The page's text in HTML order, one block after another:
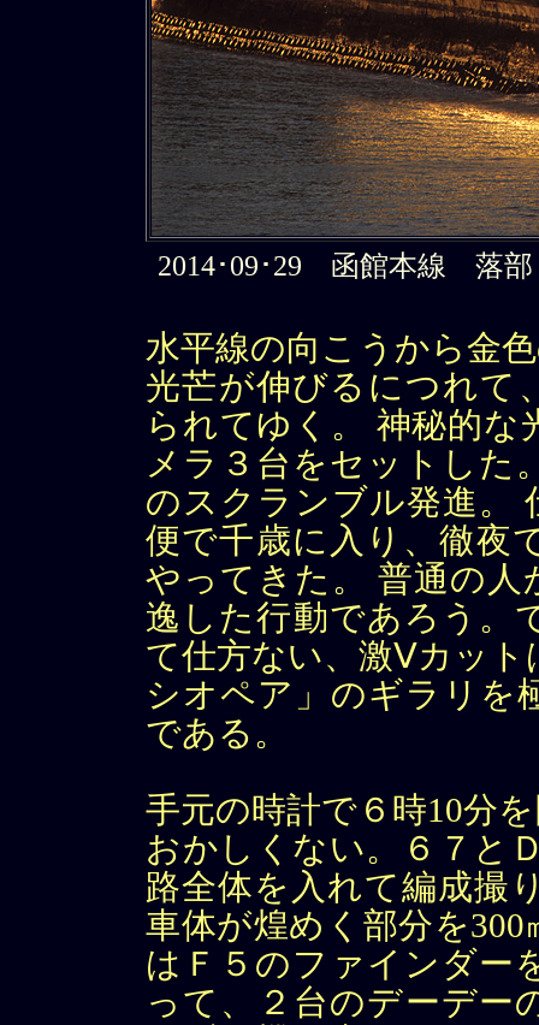
2014･09･29 函館本線 落
水平線の向こうから金
光芒が伸びるにつれて
られてゆく。 神秘的
メラ３台をセットした
のスクランブル発進。
便で千歳に入り、徹夜
やってきた。 普通の人
逸した行動であろう。
て仕方ない、激Ⅴカッ
シオペア」のギラリを
である。
手元の時計で６時10分
おかしくない。６７と
路全体を入れて編成撮
車体が煌めく部分を
はＦ５のファインダー
って、２台のデーデー